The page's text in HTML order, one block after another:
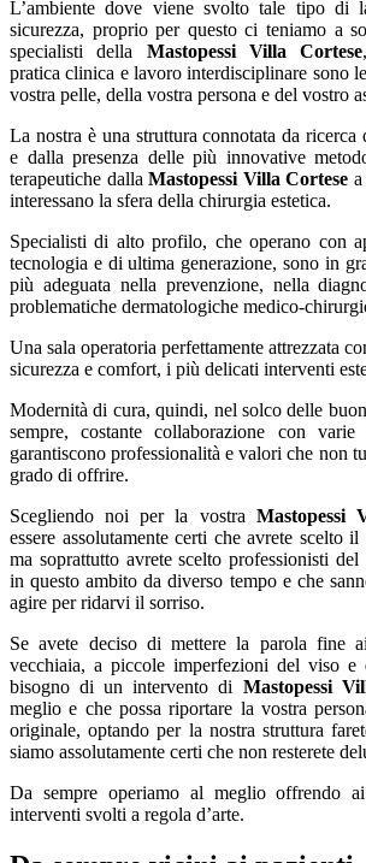
L’ambiente dove viene svolto tale tipo di
sicurezza, proprio per questo ci teniamo a
specialisti della Mastopessi Villa Cortese
pratica clinica e lavoro interdisciplinare sono
vostra pelle, della vostra persona e del vostro
La nostra è una struttura connotata da ricerca
e dalla presenza delle più innovative
terapeutiche dallaMastopessi Villa Cortese
interessano la sfera della chirurgia estetica.
Specialisti di alto profilo, che operano con
tecnologia e di ultima generazione, sono in
più adeguata nella prevenzione, nella
problematiche dermatologiche medico-
Una sala operatoria perfettamente attrezzata
sicurezza e comfort, i più delicati interventi
Modernità di cura, quindi, nel solco delle
sempre, costante collaborazione con varie
garantiscono professionalità e valori che non
grado di offrire.
Scegliendo noi per la vostra Mastopessi
essere assolutamente certi che avrete scelto
ma soprattutto avrete scelto professionisti del
in questo ambito da diverso tempo e che
agire per ridarvi il sorriso.
Se avete deciso di mettere la parola fine
vecchiaia, a piccole imperfezioni del viso e
bisogno di un intervento di Mastopessi
meglio e che possa riportare la vostra
originale, optando per la nostra struttura
siamo assolutamente certi che non resterete
Da sempre operiamo al meglio offrendo
interventi svolti a regola d’arte.